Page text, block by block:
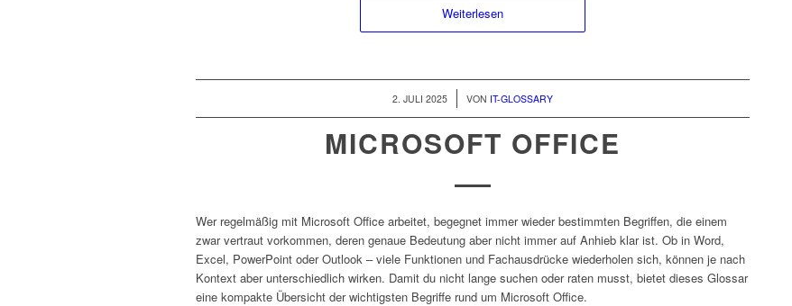
Weiterlesen
2. JULI 2025 VON IT-GLOSSARY
MICROSOFT OFFICE
Wer regelmäßig mit Microsoft Office arbeitet, begegnet immer wieder bestimmten Begriffen, die einem
zwar vertraut vorkommen, deren genaue Bedeutung aber nicht immer auf Anhieb klar ist. Ob in Word,
Excel, PowerPoint oder Outlook – viele Funktionen und Fachausdrücke wiederholen sich, können je nach
Kontext aber unterschiedlich wirken. Damit du nicht lange suchen oder raten musst, bietet dieses Glossar
eine kompakte Übersicht der wichtigsten Begriffe rund um Microsoft Office.